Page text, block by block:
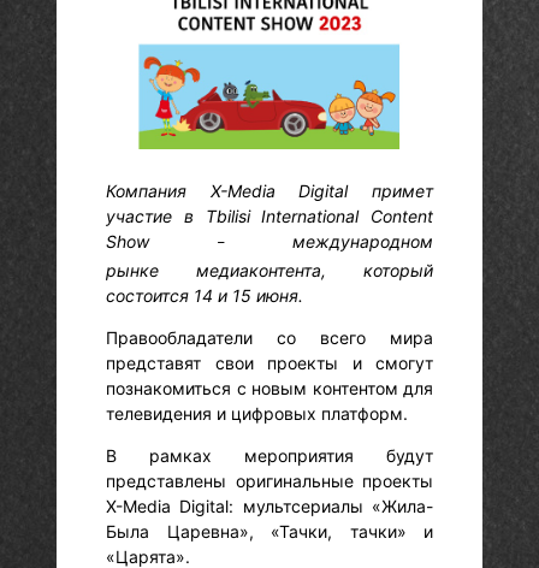
Компания X-Media Digital примет
участие в Tbilisi International Content
Show
– международном
рынке медиаконтента, который
состоится 14 и 15 июня.
Правообладатели со всего мира
представят свои проекты и смогут
познакомиться с новым контентом для
телевидения и цифровых платформ.
В рамках мероприятия будут
представлены оригинальные проекты
X-Media Digital: мультсериалы «Жила-
Была Царевна», «Тачки, тачки» и
«Царята».